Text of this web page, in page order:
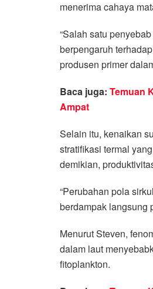
menerima cahaya
“Salah satu
berpengaruh
produsen primer
Baca juga: Temuan
Ampat
Selain itu, kenaikan
stratifikasi termal
demikian,
“Perubahan pola
berdampak langsung
Menurut Steven,
dalam laut
fitoplankton.